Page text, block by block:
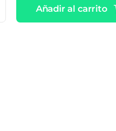
Añadir al carrito